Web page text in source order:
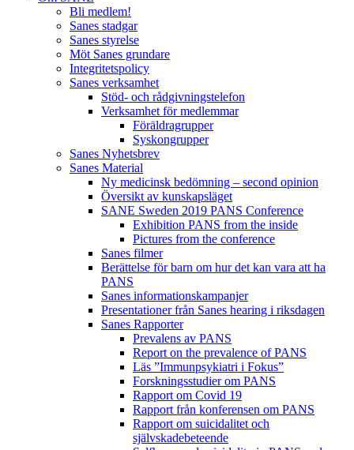
Bli medlem!
Sanes stadgar
Sanes styrelse
Möt Sanes grundare
Integritetspolicy
Sanes verksamhet
Stöd- och rådgivningstelefon
Verksamhet för medlemmar
Föräldragrupper
Syskongrupper
Sanes Nyhetsbrev
Sanes Material
Ny medicinsk bedömning – second opinion
Översikt av kunskapsläget
SANE Sweden 2019 PANS Conference
Exhibition PANS from the inside
Pictures from the conference
Sanes filmer
Berättelse för barn om hur det kan vara att ha
PANS
Sanes informationskampanjer
Presentationer från Sanes hearing i riksdagen
Sanes Rapporter
Prevalens av PANS
Report on the prevalence of PANS
Läs ”Immunpsykiatri i Fokus”
Forskningsstudier om PANS
Rapport om Covid 19
Rapport från konferensen om PANS
Rapport om suicidalitet och
självskadebeteende